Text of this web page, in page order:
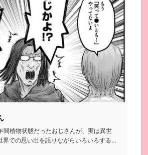
間植物状態だったおじさんが、実は異世
界での思い出を語りながらいろいろする